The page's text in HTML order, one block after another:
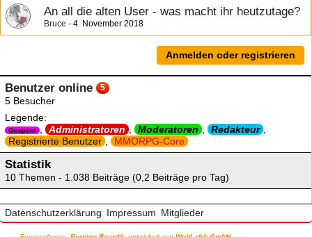
An all die alten User - was macht ihr heutzutage?
Bruce 4. November 2018
Anmelden oder registrieren
Benutzer online 5
5 Besucher
Legende:
Gesperrt Administratoren Moderatoren
Redakteur
Registrierte Benutzer
MMORPG-Core
Statistik
10 Themen - 1.038 Beiträge (0,2 Beiträge pro Tag)
Datenschutzerklärung Impressum Mitglieder